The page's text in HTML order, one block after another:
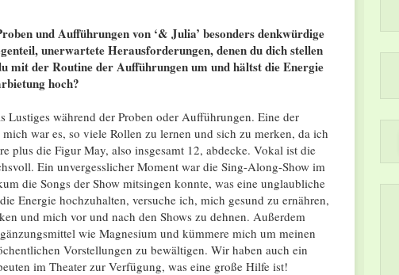
und Aufführungen von ‘& Julia’ besonders denkwürdige
unerwartete Herausforderungen, denen du dich stellen
mit der Routine der Aufführungen um und hältst die Energie
hoch?
Lustiges während der Proben oder Aufführungen. Eine der
war es, so viele Rollen zu lernen und sich zu merken, da ich
plus die Figur May, also insgesamt 12, abdecke. Vokal ist die
Ein unvergesslicher Moment war die Sing-Along-Show im
die Songs der Show mitsingen konnte, was eine unglaubliche
Energie hochzuhalten, versuche ich, mich gesund zu ernähren,
und mich vor und nach den Shows zu dehnen. Außerdem
wie Magnesium und kümmere mich um meinen
Vorstellungen zu bewältigen. Wir haben auch ein
im Theater zur Verfügung, was eine große Hilfe ist!